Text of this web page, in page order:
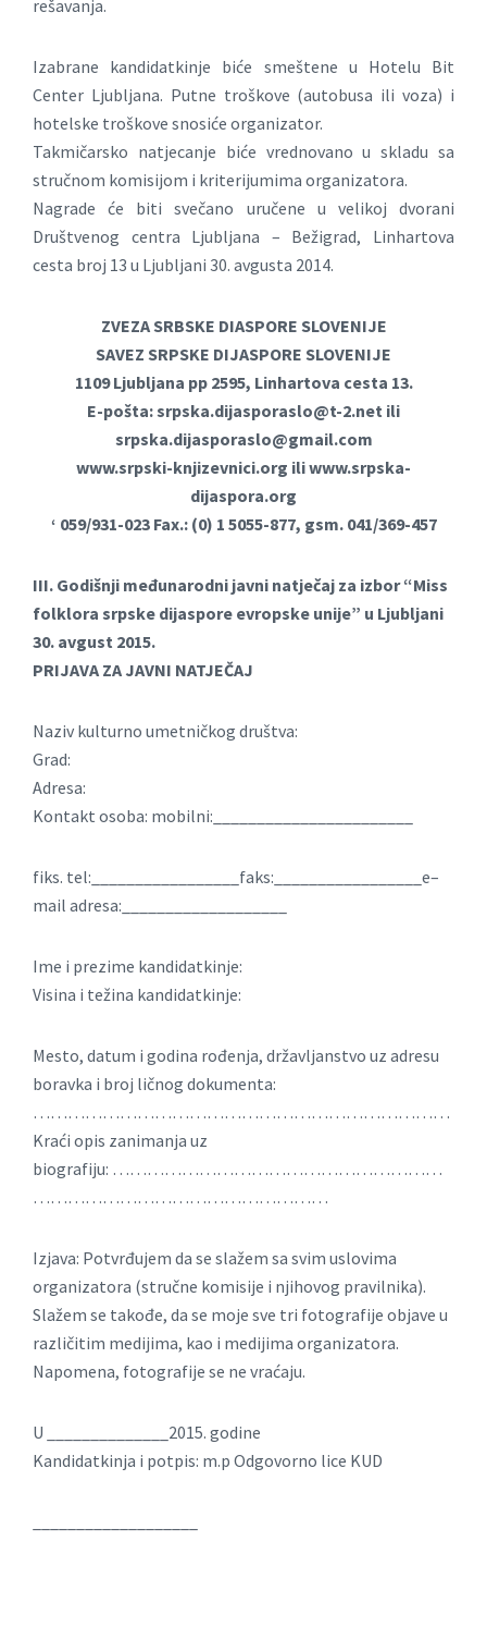
rešavanja.
Izabrane kandidatkinje biće smeštene u Hotelu Bit
Center Ljubljana. Putne troškove (autobusa ili voza) i
hotelske troškove snosiće organizator.
Takmičarsko natjecanje biće vrednovano u skladu sa
stručnom komisijom i kriterijumima organizatora.
Nagrade će biti svečano uručene u velikoj dvorani
Društvenog centra Ljubljana – Bežigrad, Linhartova
cesta broj 13 u Ljubljani 30. avgusta 2014.
ZVEZA SRBSKE DIASPORE SLOVENIJE
SAVEZ SRPSKE DIJASPORE SLOVENIJE
1109 Ljubljana pp 2595, Linhartova cesta 13.
E-pošta:srpska.dijasporaslo@t-2.net ili
srpska.dijasporaslo@gmail.com
www.srpski-knjizevnici.org ili www.srpska-
dijaspora.org
‘ 059/931-023 Fax.: (0) 1 5055-877, gsm. 041/369-457
III. Godišnji međunarodni javni natječaj za izbor “Miss
folklora srpske dijaspore evropske unije” u Ljubljani
30. avgust 2015.
PRIJAVA ZA JAVNI NATJEČAJ
Naziv kulturno umetničkog društva:
Grad:
Adresa:
Kontakt osoba: mobilni:_______________________
fiks. tel:_________________faks:_________________e–
mail adresa:___________________
Ime i prezime kandidatkinje:
Visina i težina kandidatkinje:
Mesto, datum i godina rođenja, državljanstvo uz adresu
boravka i broj ličnog dokumenta:
………………………………………………………………
Kraći opis zanimanja uz
biografiju: …………………………………………………
……………………………………………
Izjava: Potvrđujem da se slažem sa svim uslovima
organizatora (stručne komisije i njihovog pravilnika).
Slažem se takođe, da se moje sve tri fotografije objave u
različitim medijima, kao i medijima organizatora.
Napomena, fotografije se ne vraćaju.
U ______________2015. godine
Kandidatkinja i potpis: m.p Odgovorno lice KUD